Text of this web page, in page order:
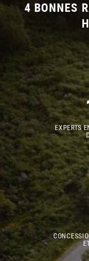
4 BONNES
EXPERTS